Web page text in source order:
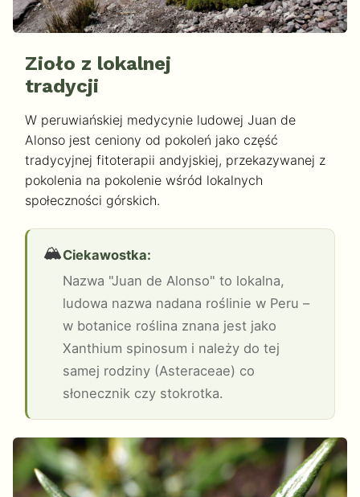
Zioło z lokalnej
tradycji
W peruwiańskiej medycynie ludowej Juan de
Alonso jest ceniony od pokoleń jako część
tradycyjnej fitoterapii andyjskiej, przekazywanej z
pokolenia na pokolenie wśród lokalnych
społeczności górskich.
🏔️Ciekawostka:
Nazwa "Juan de Alonso" to lokalna,
ludowa nazwa nadana roślinie w Peru –
w botanice roślina znana jest jako
Xanthium spinosum i należy do tej
samej rodziny (Asteraceae) co
słonecznik czy stokrotka.